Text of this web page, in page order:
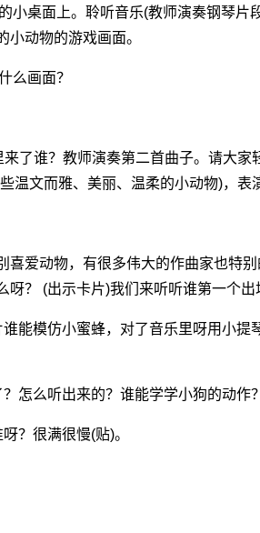
桌面上。聆听音乐(教师演奏钢琴片
动物的游戏画面。
画面？
谁？教师演奏第二首曲子。请大家
温文而雅、美丽、温柔的小动物)，表
爱动物，有很多伟大的作曲家也特别
？ (出示卡片)我们来听听谁第一个出
模仿小蜜蜂，对了音乐里呀用小提
么听出来的？谁能学学小狗的动作
？很满很慢(贴)。